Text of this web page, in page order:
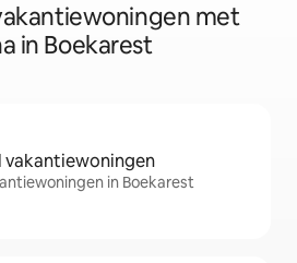
met
in Boekarest
vakantiewoningen
in Boekarest